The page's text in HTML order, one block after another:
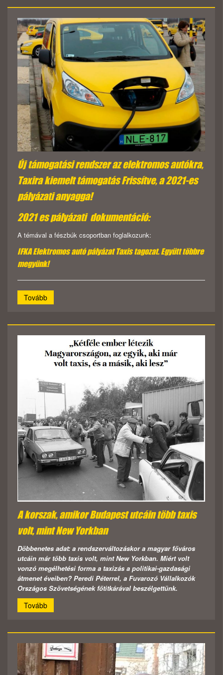
Új támogatási rendszer az elektromos autókra,
Taxira kiemelt támogatás Frissítve, a 2021-es
pályázati anyagga!
2021 es pályázati dokumentáció:
A témával a fészbúk csoportban foglalkozunk:
IFKA Elektromos autó pályázat Taxis tagozat. Együtt többre
megyünk!
Tovább
A korszak, amikor Budapest utcáin több taxis
volt, mint New Yorkban
Döbbenetes adat: a rendszerváltozáskor a magyar főváros
utcáin már több taxis volt, mint New Yorkban. Miért volt
vonzó megélhetési forma a taxizás a politikai-gazdasági
átmenet éveiben? Peredi Péterrel, a Fuvarozó Vállalkozók
Országos Szövetségének főtitkárával beszélgettünk.
Tovább